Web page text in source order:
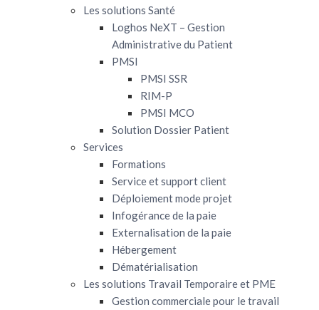
Les solutions Santé
Loghos NeXT – Gestion
Administrative du Patient
PMSI
PMSI SSR
RIM-P
PMSI MCO
Solution Dossier Patient
Services
Formations
Service et support client
Déploiement mode projet
Infogérance de la paie
Externalisation de la paie
Hébergement
Dématérialisation
Les solutions Travail Temporaire et PME
Gestion commerciale pour le travail